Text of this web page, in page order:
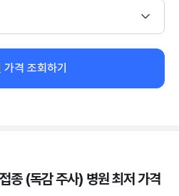
가격 조회하기
종 (독감 주사) 병원 최저 가격